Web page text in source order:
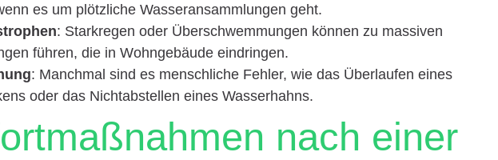
es um plötzliche Wasseransammlungen geht.
: Starkregen oder Überschwemmungen können zu massiven
führen, die in Wohngebäude eindringen.
: Manchmal sind es menschliche Fehler, wie das Überlaufen eines
oder das Nichtabstellen eines Wasserhahns.
nach einer